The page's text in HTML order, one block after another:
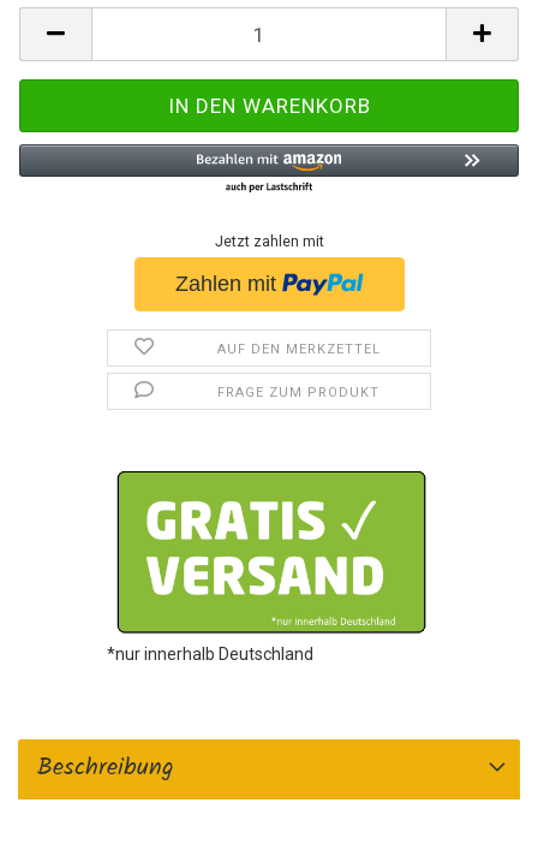
Jetzt zahlen mit
AUF DEN MERKZETTEL
FRAGE ZUM PRODUKT
*nur innerhalb Deutschland
Beschreibung